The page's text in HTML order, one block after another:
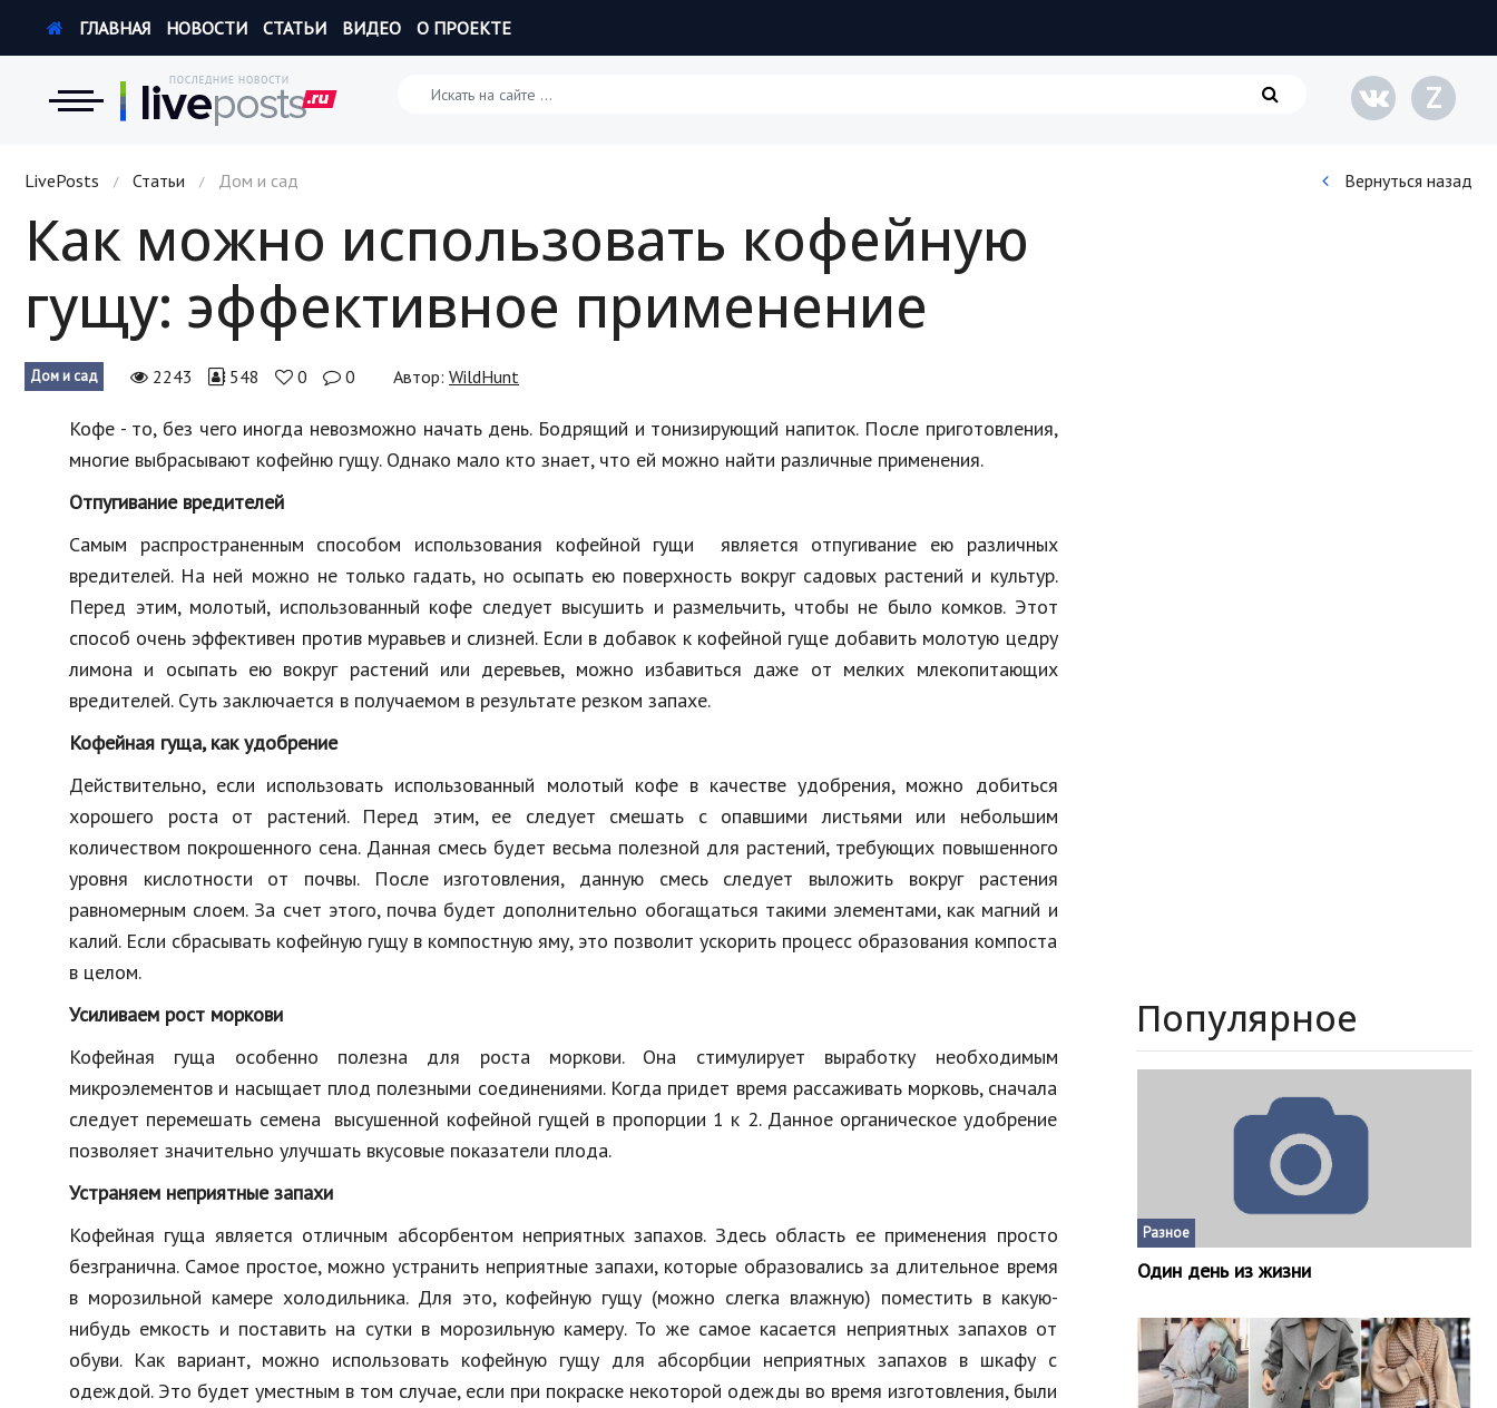
Новости
Экономика
Происшествия
Hi-Tech. Интернет
Россия
Наука и техника
Политика
Образование
В мире
Культура
Авто, мото
Спорт
Знаменитости
Обзоры
Рецепты
Красота и здоровье
Авто, мото
Дом и сад
Спорт и фитнес
Психология и отношения
Творчество и рукоделие
Разное
Животные
Еда и напитки
Праздники и подарки
Кинематограф
Строительство
Бизнес
Хобби и развлечения
Финансы
Образование
Наука и технологии
ГЛАВНАЯ НОВОСТИ СТАТЬИ ВИДЕО О ПРОЕКТЕ
Z
LivePosts / Статьи / Дом и сад Вернуться назад
Как можно использовать кофейную
гущу: эффективное применение
Дом и сад 2243 548 0 0 Автор: WildHunt
Кофе - то, без чего иногда невозможно начать день. Бодрящий и тонизирующий напиток. После приготовления,
многие выбрасывают кофейню гущу. Однако мало кто знает, что ей можно найти различные применения.
Отпугивание вредителей
Самым распространенным способом использования кофейной гущи является отпугивание ею различных
вредителей. На ней можно не только гадать, но осыпать ею поверхность вокруг садовых растений и культур.
Перед этим, молотый, использованный кофе следует высушить и размельчить, чтобы не было комков. Этот
способ очень эффективен против муравьев и слизней. Если в добавок к кофейной гуще добавить молотую цедру
лимона и осыпать ею вокруг растений или деревьев, можно избавиться даже от мелких млекопитающих
вредителей. Суть заключается в получаемом в результате резком запахе.
Кофейная гуща, как удобрение
Действительно, если использовать использованный молотый кофе в качестве удобрения, можно добиться
хорошего роста от растений. Перед этим, ее следует смешать с опавшими листьями или небольшим
количеством покрошенного сена. Данная смесь будет весьма полезной для растений, требующих повышенного
уровня кислотности от почвы. После изготовления, данную смесь следует выложить вокруг растения
равномерным слоем. За счет этого, почва будет дополнительно обогащаться такими элементами, как магний и
калий. Если сбрасывать кофейную гущу в компостную яму, это позволит ускорить процесс образования компоста
в целом.
Усиливаем рост моркови
Кофейная гуща особенно полезна для роста моркови. Она стимулирует выработку необходимым
микроэлементов и насыщает плод полезными соединениями. Когда придет время рассаживать морковь, сначала
следует перемешать семена высушенной кофейной гущей в пропорции 1 к 2. Данное органическое удобрение
позволяет значительно улучшать вкусовые показатели плода.
Устраняем неприятные запахи
Кофейная гуща является отличным абсорбентом неприятных запахов. Здесь область ее применения просто
безгранична. Самое простое, можно устранить неприятные запахи, которые образовались за длительное время
в морозильной камере холодильника. Для это, кофейную гущу (можно слегка влажную) поместить в какую-
нибудь емкость и поставить на сутки в морозильную камеру. То же самое касается неприятных запахов от
обуви. Как вариант, можно использовать кофейную гущу для абсорбции неприятных запахов в шкафу с
одеждой. Это будет уместным в том случае, если при покраске некоторой одежды во время изготовления, были
Популярное
Разное
Один день из жизни